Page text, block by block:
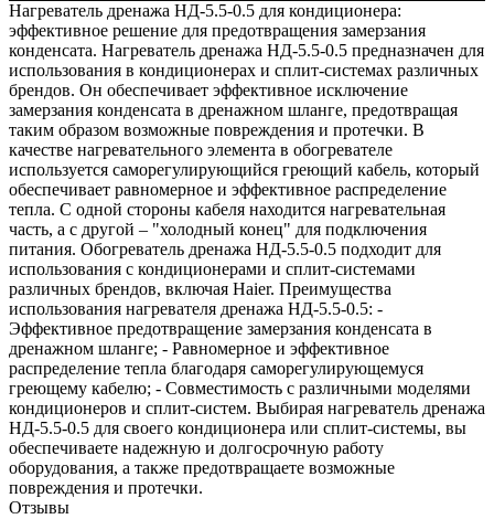
Нагреватель дренажа НД-5.5-0.5 для кондиционера:
эффективное решение для предотвращения замерзания
конденсата. Нагреватель дренажа НД-5.5-0.5 предназначен для
использования в кондиционерах и сплит-системах различных
брендов. Он обеспечивает эффективное исключение
замерзания конденсата в дренажном шланге, предотвращая
таким образом возможные повреждения и протечки. В
качестве нагревательного элемента в обогревателе
используется саморегулирующийся греющий кабель, который
обеспечивает равномерное и эффективное распределение
тепла. С одной стороны кабеля находится нагревательная
часть, а с другой – "холодный конец" для подключения
питания. Обогреватель дренажа НД-5.5-0.5 подходит для
использования с кондиционерами и сплит-системами
различных брендов, включая Haier. Преимущества
использования нагревателя дренажа НД-5.5-0.5: -
Эффективное предотвращение замерзания конденсата в
дренажном шланге; - Равномерное и эффективное
распределение тепла благодаря саморегулирующемуся
греющему кабелю; - Совместимость с различными моделями
кондиционеров и сплит-систем. Выбирая нагреватель дренажа
НД-5.5-0.5 для своего кондиционера или сплит-системы, вы
обеспечиваете надежную и долгосрочную работу
оборудования, а также предотвращаете возможные
повреждения и протечки.
Отзывы